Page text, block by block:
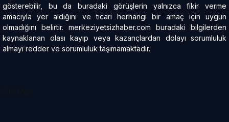
gösterebilir, bu da buradaki görüşlerin yalnızca fikir verme
amacıyla yer aldığını ve ticari herhangi bir amaç için uygun
olmadığını belirtir. merkeziyetsizhaber.com buradaki bilgilerden
kaynaklanan olası kayıp veya kazançlardan dolayı sorumluluk
almayı redder ve sorumluluk taşımamaktadır.